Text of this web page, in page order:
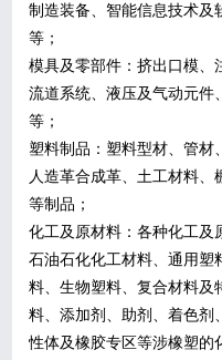
制造装备、智能信息技术及
等；
模具及零部件：挤出口模、
流道系统、液压及气动元件
等；
塑料制品：塑料型材、管材
人造革合成革、土工材料
等制品；
化工及原材料：各种化工及
石油石化化工材料、通用塑
料、生物塑料、复合材料及
料、添加剂、助剂、着色剂
性体及橡胶专区等涉橡塑的